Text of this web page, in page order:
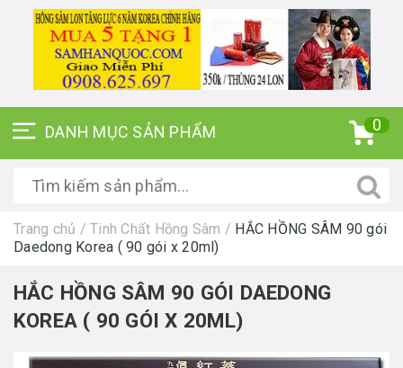
0
Trang chủ / Tinh Chất Hồng Sâm / HẮC HỒNG SÂM 90 gói
Daedong Korea ( 90 gói x 20ml)
HẮC HỒNG SÂM 90 GÓI DAEDONG
KOREA ( 90 GÓI X 20ML)